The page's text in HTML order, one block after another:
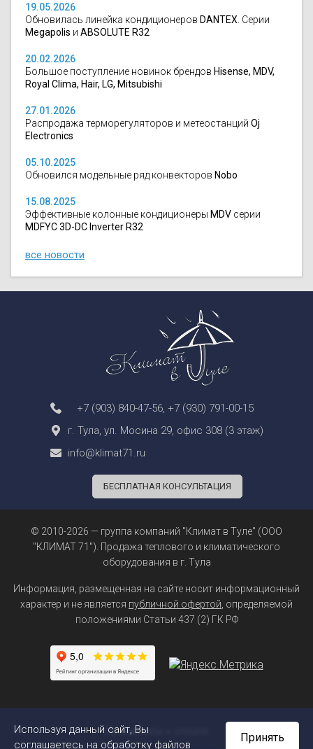
19.05.2026
Обновилась линейка кондиционеров DANTEX . Серии
Megapolis и ABSOLUTE R32
20.02.2026
Большое поступление новинок брендов Hisense, MDV,
Royal Clima, Hair, LG, Mitsubishi
27.01.2026
Распродажа терморегуляторов и метеостанций Oj
Electronics
05.10.2025
Обновился модельные ряд конвекторов Nobo
15.08.2025
Эффективные колонные кондиционеры MDV серии
MDFYC 3D-DC Inverter R32
все новости
+7 (903) 840-47-56 +7 (930) 791-00-15
г. Тула, ул. Мосина 29, офис 308 (3 этаж)
info@klimat71.ru
БЕСПЛАТНАЯ КОНСУЛЬТАЦИЯ
© 2010-2026 — группа компаний "Климат в Туле" (ООО
"КЛИМАТ 71"). Продажа теплового и климатического
оборудования в г. Тула
Информация, размещенная на сайте носит информационный
характер и не является публичной офертой , определяемой
положениями Статьи 437 (2) ГК РФ
Принимаем к оплате
Используя данный сайт, Вы
соглашаетесь на обработку файлов
Принять